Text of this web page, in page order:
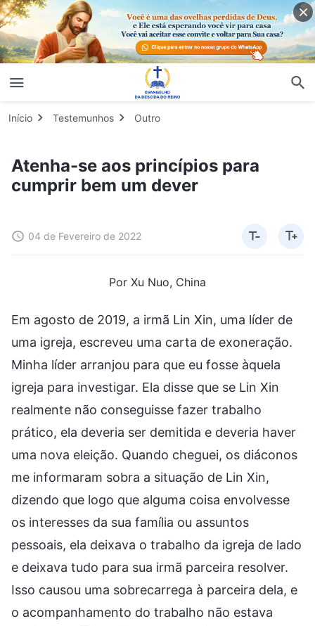
Início Testemunhos Outro
Atenha-se aos princípios para
cumprir bem um dever
04 de Fevereiro de 2022
Por Xu Nuo, China
Em agosto de 2019, a irmã Lin Xin, uma líder de
uma igreja, escreveu uma carta de exoneração.
Minha líder arranjou para que eu fosse àquela
igreja para investigar. Ela disse que se Lin Xin
realmente não conseguisse fazer trabalho
prático, ela deveria ser demitida e deveria haver
uma nova eleição. Quando cheguei, os diáconos
me informaram sobra a situação de Lin Xin,
dizendo que logo que alguma coisa envolvesse
os interesses da sua família ou assuntos
pessoais, ela deixava o trabalho da igreja de lado
e deixava tudo para sua irmã parceira resolver.
Isso causou uma sobrecarrega à parceira dela, e
o acompanhamento do trabalho não estava